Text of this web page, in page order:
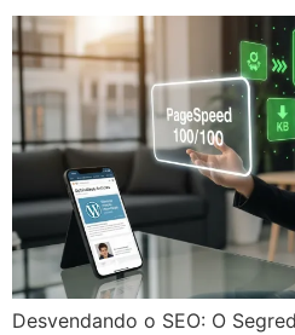
Desvendando o SEO: O